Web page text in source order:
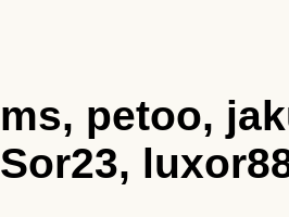
ms, petoo,
Sor23,